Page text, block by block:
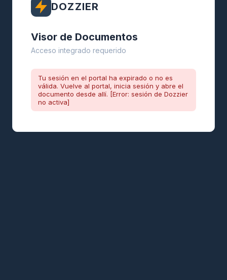
DOZZIER
Visor de Documentos
Acceso integrado requerido
Tu sesión en el portal ha expirado o no es
válida. Vuelve al portal, inicia sesión y abre el
documento desde allí. [Error: sesión de Dozzier
no activa]